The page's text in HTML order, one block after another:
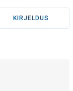
KIRJELDUS